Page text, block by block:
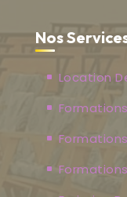
Nos
Location